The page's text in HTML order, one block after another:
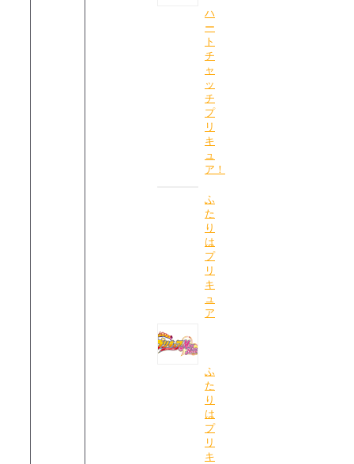
ハ
ー
ト
チ
ャ
ッ
チ
プ
リ
キ
ュ
ア！
ふ
た
り
は
プ
リ
キ
ュ
ア
ふ
た
り
は
プ
リ
キ